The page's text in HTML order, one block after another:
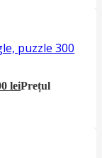
puzzle 300
leiPrețul